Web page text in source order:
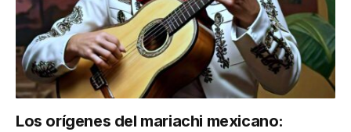
Los orígenes del mariachi mexicano: